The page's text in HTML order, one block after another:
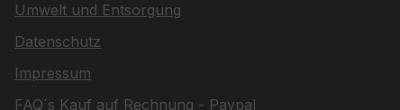
Umwelt und Entsorgung
Datenschutz
Impressum
FAQ´s Kauf auf Rechnung - Paypal